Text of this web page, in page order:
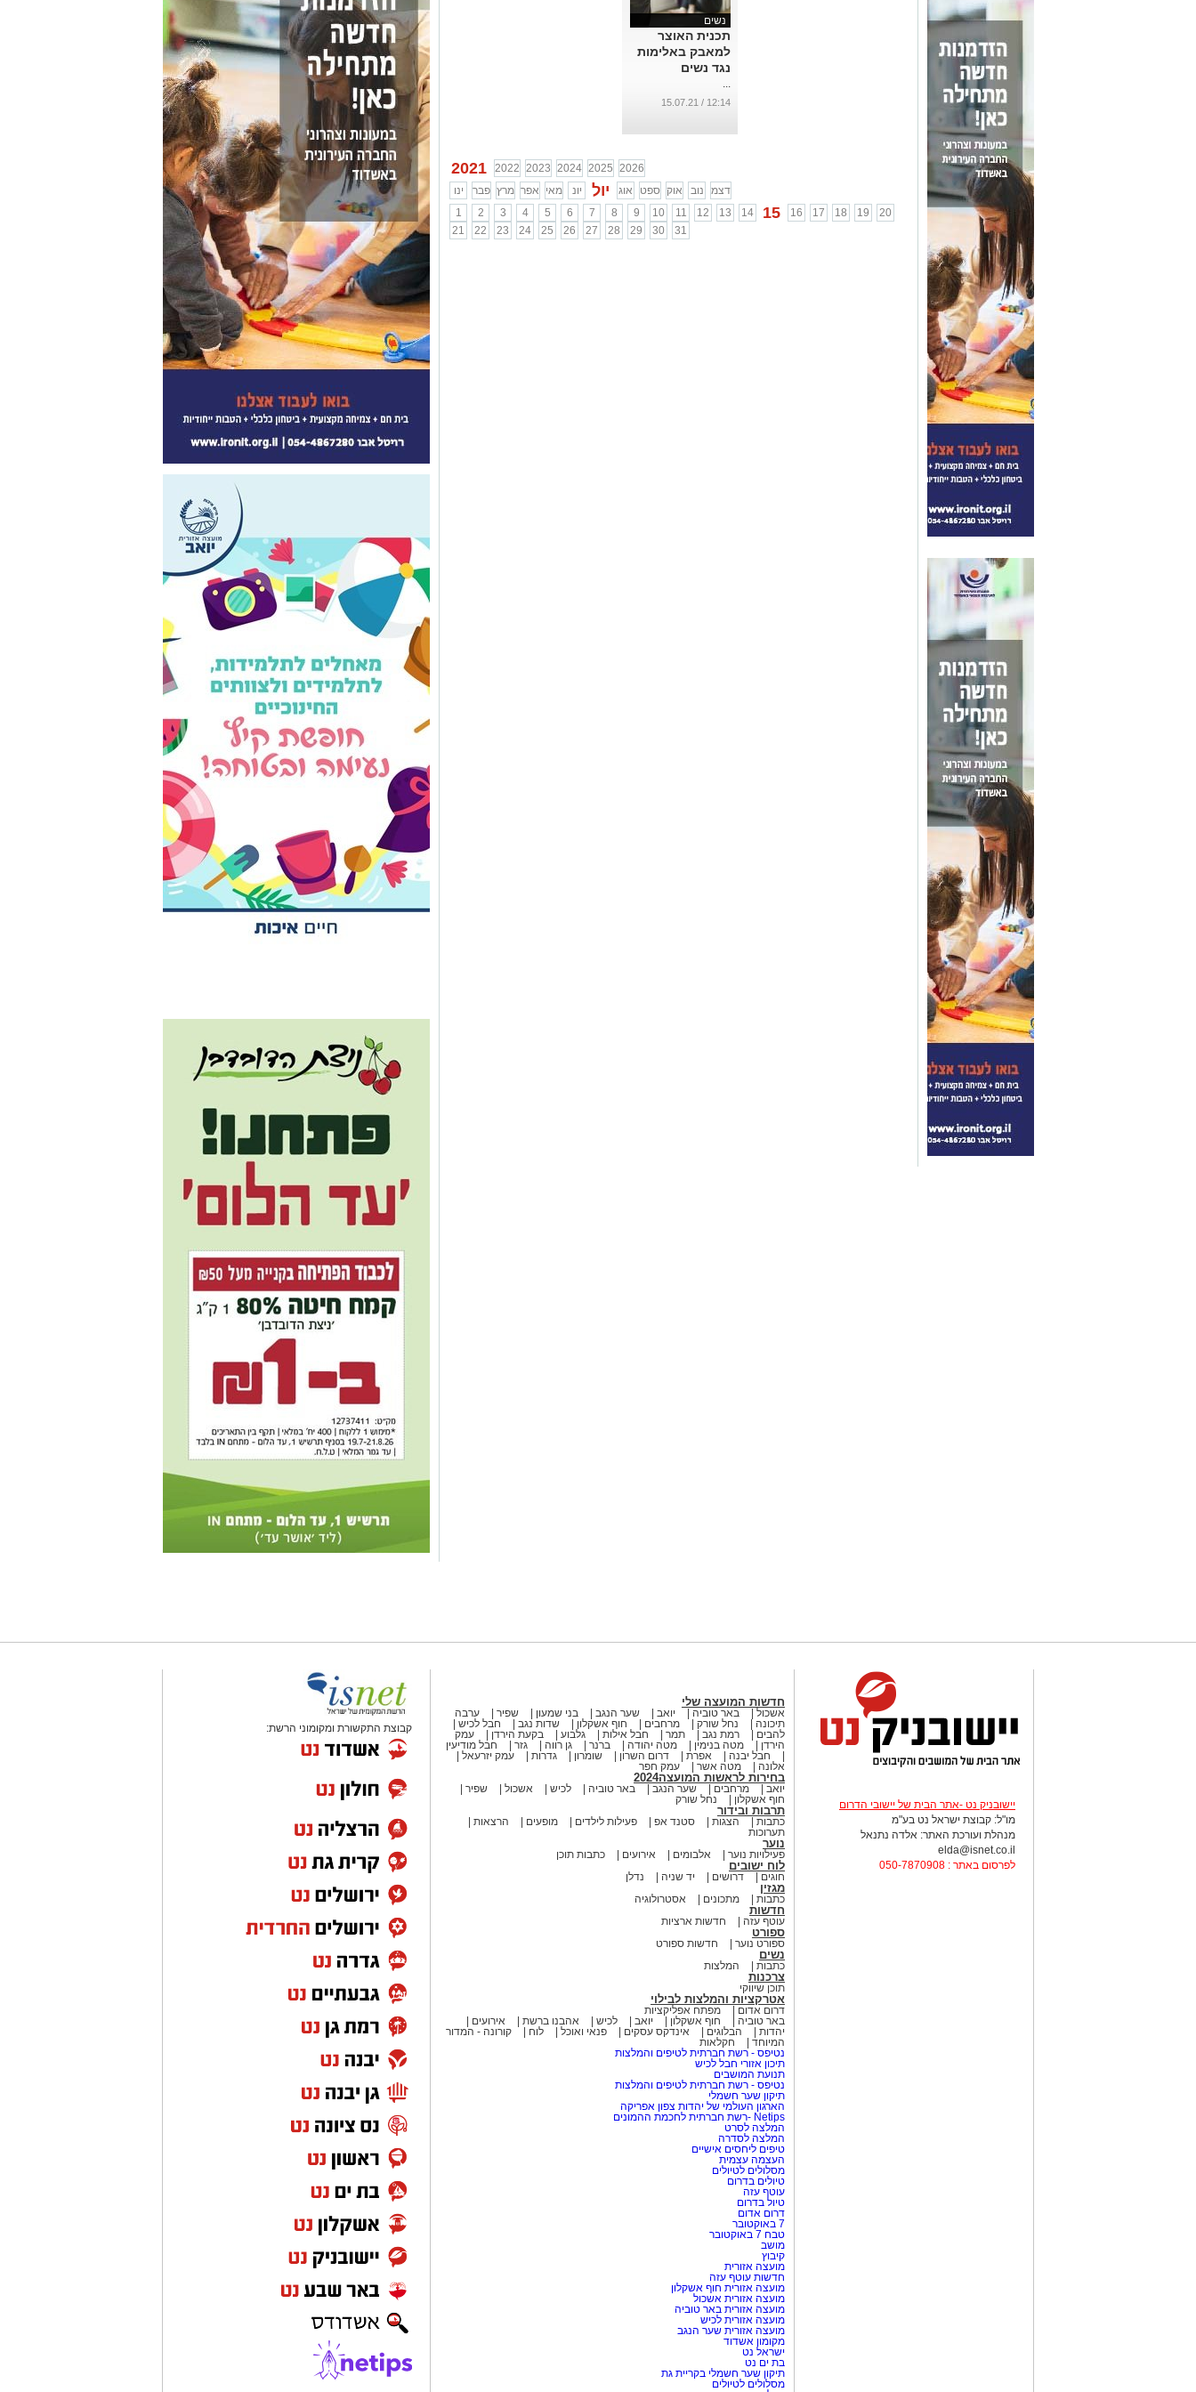
נשים
תכנית האוצר
למאבק באלימות
נגד נשים
...
12:14 / 15.07.21
2021 2022 2023 2024 2025 2026
ינו
פבר מרץ אפר מאי יונ יול אוג ספט אוק נוב
דצמ
1
2 3 4 5 6 7 8 9 10 11 12 13 14 15 16 17 18 19
20
21
22 23 24 25 26 27 28 29 30 31
יישובניק נט -אתר הבית של יישובי הדרום
מו"ל: קבוצת ישראל נט בע"מ
מנהלת ועורכת האתר: אלדה נתנאל
elda@isnet.co.il
לפרסום באתר : 050-7870908
חדשות המועצה שלי
אשכול באר טוביה יואב שער הנגב בני שמעון שפיר
ערבה
תיכונה
נחל שורק מרחבים חוף אשקלון שדות נגב
חבל לכיש
להבים
רמת נגב תמר חבל אילות גלבוע בקעת הירדן
עמק
הירדן
מטה בנימין מטה יהודה ברנר גן רווה גזר
חבל מודיעין
חבל יבנה
אפרת דרום השרון שומרון גדרות
עמק יזרעאל
אלונה
מטה אשר עמק חפר
בחירות לראשות המועצה2024
יואב מרחבים שער הנגב באר טוביה לכיש אשכול
שפיר
חוף אשקלון
נחל שורק
תרבות ובידור
כתבות הצגות סטנד אפ פעילות לילדים מופעים
הרצאות
תערוכות
נוער
פעילויות נוער אלבומים אירועים כתבות תוכן
לוח ישובים
חוגים דרושים יד שניה נדלן
מגזין
כתבות מתכונים אסטרולוגיה
חדשות
עוטף עזה חדשות ארציות
ספורט
ספורט נוער חדשות ספורט
נשים
כתבות המלצות
צרכנות
תוכן שיווקי
אטרקציות והמלצות לבילוי
דרום אדום
מפתח אפליקציות
באר טוביה
חוף אשקלון יואב לכיש אהבנו ברשת
אירועים
יהדות
הבלוגים אינדקס עסקים פנאי ואוכל לוח
קורונה - המדור
המיוחד
חקלאות
נטיפס - רשת חברתית לטיפים והמלצות
תיכון אזורי חבל לכיש
תנועת המושבים
נטיפס - רשת חברתית לטיפים והמלצות
תיקון שער חשמלי
הארגון העולמי של יהדות צפון אפריקה
Netips -רשת חברתית לחכמת ההמונים
המלצה לסרט
המלצה לסדרה
טיפים ליחסים אישיים
העצמה עצמית
מסלולים לטיולים
טיולים בדרום
עוטף עזה
טיול בדרום
דרום אדום
7 באוקטובר
טבח 7 באוקטובר
מושב
קיבוץ
מועצה אזורית
חדשות עוטף עזה
מועצה אזורית חוף אשקלון
מועצה אזורית אשכול
מועצה אזורית באר טוביה
מועצה אזורית לכיש
מועצה אזורית שער הנגב
מקומון אשדוד
ישראל נט
בת ים נט
תיקון שער חשמלי בקריית גת
מסלולים לטיולים
קבוצת התקשורת ומקומוני הרשת: